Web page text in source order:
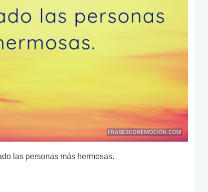
las personas más hermosas.